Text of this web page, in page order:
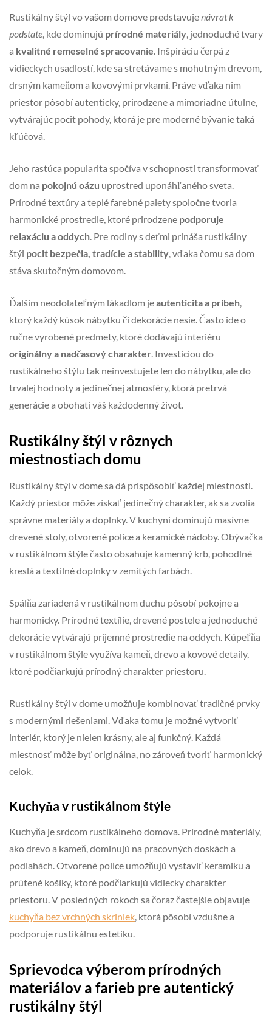
Rustikálny štýl vo vašom domove predstavujenávrat k
podstate, kde dominujú prírodné materiály, jednoduché tvary
a kvalitné remeselné spracovanie. Inšpiráciu čerpá z
vidieckych usadlostí, kde sa stretávame s mohutným drevom,
drsným kameňom a kovovými prvkami. Práve vďaka nim
priestor pôsobí autenticky, prirodzene a mimoriadne útulne,
vytvárajúc pocit pohody, ktorá je pre moderné bývanie taká
kľúčová.
Jeho rastúca popularita spočíva v schopnosti transformovať
dom na pokojnú oázu uprostred uponáhľaného sveta.
Prírodné textúry a teplé farebné palety spoločne tvoria
harmonické prostredie, ktoré prirodzene podporuje
relaxáciu a oddych. Pre rodiny s deťmi prináša rustikálny
štýl pocit bezpečia, tradície a stability, vďaka čomu sa dom
stáva skutočným domovom.
Ďalším neodolateľným lákadlom jeautenticita a príbeh,
ktorý každý kúsok nábytku či dekorácie nesie. Často ide o
ručne vyrobené predmety, ktoré dodávajú interiéru
originálny a nadčasový charakter. Investíciou do
rustikálneho štýlu tak neinvestujete len do nábytku, ale do
trvalej hodnoty a jedinečnej atmosféry, ktorá pretrvá
generácie a obohatí váš každodenný život.
Rustikálny štýl v rôznych
miestnostiach domu
Rustikálny štýl v dome sa dá prispôsobiť každej miestnosti.
Každý priestor môže získať jedinečný charakter, ak sa zvolia
správne materiály a doplnky. V kuchyni dominujú masívne
drevené stoly, otvorené police a keramické nádoby. Obývačka
v rustikálnom štýle často obsahuje kamenný krb, pohodlné
kreslá a textilné doplnky v zemitých farbách.
Spálňa zariadená v rustikálnom duchu pôsobí pokojne a
harmonicky. Prírodné textílie, drevené postele a jednoduché
dekorácie vytvárajú príjemné prostredie na oddych. Kúpeľňa
v rustikálnom štýle využíva kameň, drevo a kovové detaily,
ktoré podčiarkujú prírodný charakter priestoru.
Rustikálny štýl v dome umožňuje kombinovať tradičné prvky
s modernými riešeniami. Vďaka tomu je možné vytvoriť
interiér, ktorý je nielen krásny, ale aj funkčný. Každá
miestnosť môže byť originálna, no zároveň tvoriť harmonický
celok.
Kuchyňa v rustikálnom štýle
Kuchyňa je srdcom rustikálneho domova. Prírodné materiály,
ako drevo a kameň, dominujú na pracovných doskách a
podlahách. Otvorené police umožňujú vystaviť keramiku a
prútené košíky, ktoré podčiarkujú vidiecky charakter
priestoru. V posledných rokoch sa čoraz častejšie objavuje
kuchyňa bez vrchných skriniek, ktorá pôsobí vzdušne a
podporuje rustikálnu estetiku.
Sprievodca výberom prírodných
materiálov a farieb pre autentický
rustikálny štýl